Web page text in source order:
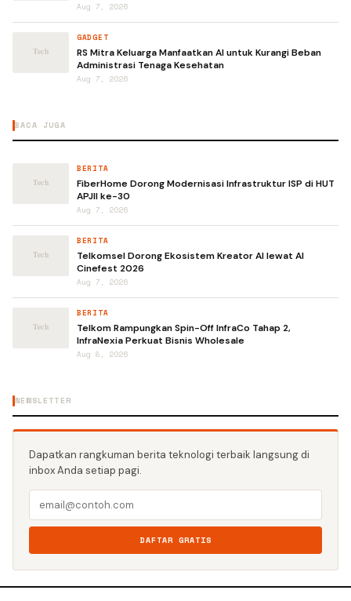
Aug 7, 2026
GADGET
RS Mitra Keluarga Manfaatkan AI untuk Kurangi Beban
Administrasi Tenaga Kesehatan
Aug 7, 2026
BACA JUGA
BERITA
FiberHome Dorong Modernisasi Infrastruktur ISP di HUT
APJII ke-30
Aug 7, 2026
BERITA
Telkomsel Dorong Ekosistem Kreator AI lewat AI
Cinefest 2026
Aug 7, 2026
BERITA
Telkom Rampungkan Spin-Off InfraCo Tahap 2,
InfraNexia Perkuat Bisnis Wholesale
Aug 8, 2026
NEWSLETTER
Dapatkan rangkuman berita teknologi terbaik langsung di
inbox Anda setiap pagi.
DAFTAR GRATIS